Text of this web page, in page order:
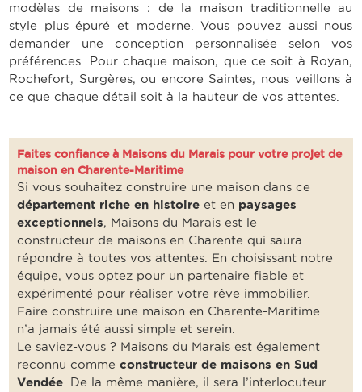
modèles de maisons : de la maison traditionnelle au
style plus épuré et moderne. Vous pouvez aussi nous
demander une conception personnalisée selon vos
préférences. Pour chaque maison, que ce soit à Royan,
Rochefort, Surgères, ou encore Saintes, nous veillons à
ce que chaque détail soit à la hauteur de vos attentes.
Faites confiance à Maisons du Marais pour votre projet de
maison en Charente-Maritime
Si vous souhaitez construire une maison dans ce
département riche en histoire et en paysages
exceptionnels, Maisons du Marais est le
constructeur de maisons en Charente qui saura
répondre à toutes vos attentes. En choisissant notre
équipe, vous optez pour un partenaire fiable et
expérimenté pour réaliser votre rêve immobilier.
Faire construire une maison en Charente-Maritime
n’a jamais été aussi simple et serein.
Le saviez-vous ? Maisons du Marais est également
reconnu commeconstructeur de maisons en Sud
Vendée. De la même manière, il sera l’interlocuteur